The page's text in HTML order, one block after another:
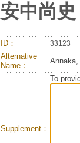
安中尚史
ID： 33123
Alternative
Name：
Annaka,
Supplement：
To